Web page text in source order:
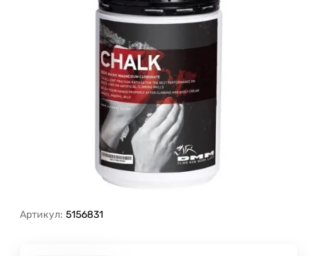
Артикул: 5156831